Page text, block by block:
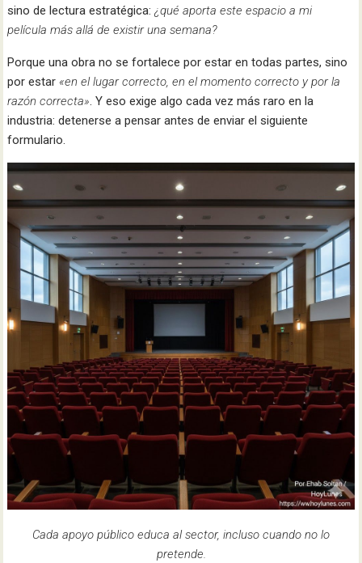
sino de lectura estratégica:¿qué aporta este espacio a mi
película más allá de existir una semana?
Porque una obra no se fortalece por estar en todas partes, sino
por estar «en el lugar correcto, en el momento correcto y por la
razón correcta». Y eso exige algo cada vez más raro en la
industria: detenerse a pensar antes de enviar el siguiente
formulario.
Cada apoyo público educa al sector, incluso cuando no lo
pretende.